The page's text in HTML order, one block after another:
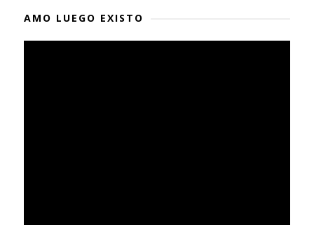
AMO LUEGO EXISTO